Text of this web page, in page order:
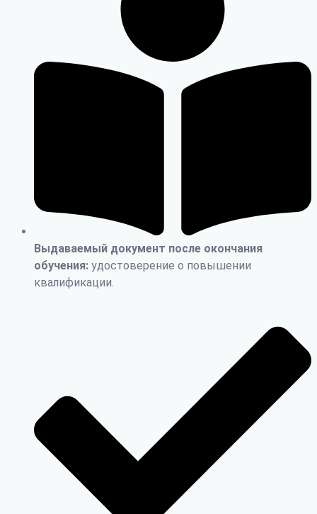
Выдаваемый документ после окончания
обучения: удостоверение о повышении
квалификации.